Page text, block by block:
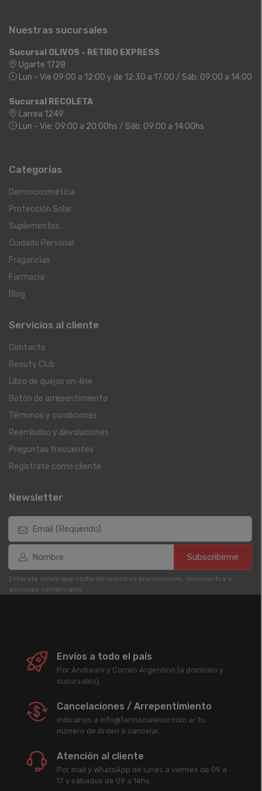
Nuestras sucursales
Sucursal OLIVOS - RETIRO EXPRESS
Ugarte 1728
Lun - Vie 09:00 a 12:00 y de 12:30 a 17:00 / Sáb: 09:00 a 14:00
Sucursal RECOLETA
Larrea 1249
Lun - Vie: 09:00 a 20:00hs / Sáb: 09:00 a 14:00hs
Categorías
Dermocosmética
Protección Solar
Suplementos
Cuidado Personal
Fragancias
Farmacia
Blog
Servicios al cliente
Contacto
Beauty Club
Libro de quejas on-line
Botón de arrepentimiento
Términos y condiciones
Reembolso y devoluciones
Preguntas frecuentes
Registrate como cliente
Newsletter
Subscribirme
Enterate antes que nadie de nuestras promociones, descuentos y
acciones comerciales.
Envíos a todo el país
Por Andreani y Correo Argentino (a domicilio y
sucursales).
Cancelaciones / Arrepentimiento
Indicanos a info@farmacialeloir.com.ar tu
número de órden a cancelar.
Atención al cliente
Por mail y WhatsApp de lunes a viernes de 09 a
17 y sábados de 09 a 14hs.